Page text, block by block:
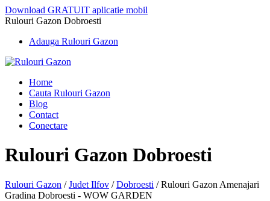
Download GRATUIT aplicatie mobil
Rulouri Gazon Dobroesti
Adauga Rulouri Gazon
Home
Cauta Rulouri Gazon
Blog
Contact
Conectare
Rulouri Gazon Dobroesti
Rulouri Gazon /Judet Ilfov /Dobroesti /Rulouri Gazon Amenajari
Gradina Dobroesti - WOW GARDEN